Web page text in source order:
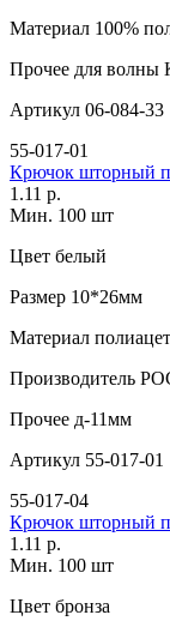
Материал 100%
Прочее для волны
Артикул 06-084-33
55-017-01
Крючок шторный
1.11 р.
Мин. 100 шт
Цвет белый
Размер 10*26мм
Материал
Производитель
Прочее д-11мм
Артикул 55-017-01
55-017-04
Крючок шторный
1.11 р.
Мин. 100 шт
Цвет бронза